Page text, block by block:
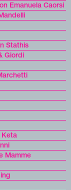
Emanuela Caorsi
Stathis
Giordi
Keta
Mamme